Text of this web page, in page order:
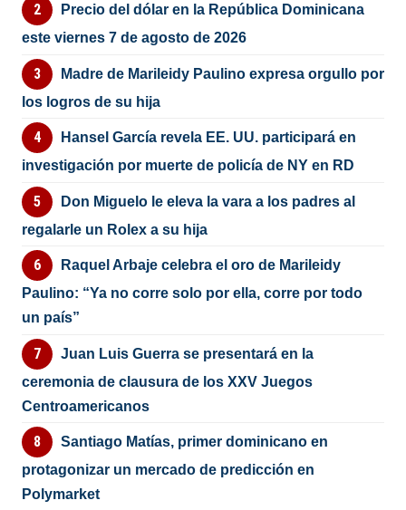
Precio del dólar en la República Dominicana
este viernes 7 de agosto de 2026
Madre de Marileidy Paulino expresa orgullo por
los logros de su hija
Hansel García revela EE. UU. participará en
investigación por muerte de policía de NY en RD
Don Miguelo le eleva la vara a los padres al
regalarle un Rolex a su hija
Raquel Arbaje celebra el oro de Marileidy
Paulino: “Ya no corre solo por ella, corre por todo
un país”
Juan Luis Guerra se presentará en la
ceremonia de clausura de los XXV Juegos
Centroamericanos
Santiago Matías, primer dominicano en
protagonizar un mercado de predicción en
Polymarket